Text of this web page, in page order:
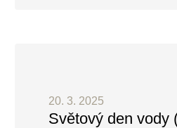
20. 3. 2025
Světový den vody